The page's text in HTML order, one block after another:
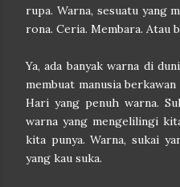
rupa. Warna, sesuatu yang
rona. Ceria. Membara. Atau
Ya, ada banyak warna di
membuat manusia
Hari yang penuh warna.
warna yang mengelilingi
kita punya. Warna, sukai
yang kau suka.